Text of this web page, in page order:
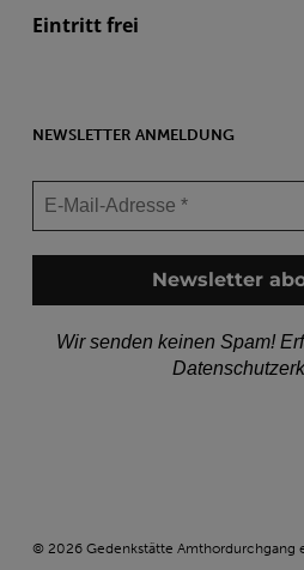
Eintritt frei
NEWSLETTER ANMELDUNG
Wir senden keinen Spam!
© 2026 Gedenkstätte Amthordurchgang